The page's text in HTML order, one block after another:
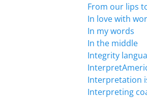
From our lips
In love with
In my words
In the middle
Integrity
Interpretation
Interpreting